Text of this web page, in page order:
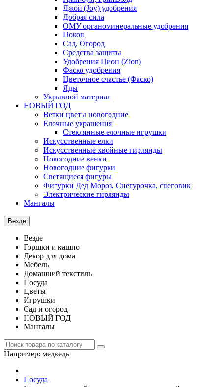
Джой (Joy) удобрения
Добрая сила
ОМУ органоминеральные удобрения
Покон
Сад, Огород
Средства защиты
Удобрения Цион (Zion)
Фаско удобрения
Цветочное счастье (Фаско)
Яды
Укрывной материал
НОВЫЙ ГОД
Ветки цветы новогодние
Елочные украшения
Стеклянные елочные игрушки
Искусственные елки
Искусственные хвойные гирлянды
Новогодние венки
Новогодние фигурки
Светящиеся фигуры
Фигурки Дед Мороз, Снегурочка, снеговик
Электрические гирлянды
Мангалы
Везде
Везде
Горшки и кашпо
Декор для дома
Мебель
Домашний текстиль
Посуда
Цветы
Игрушки
Сад и огород
НОВЫЙ ГОД
Мангалы
Например: медведь
Посуда